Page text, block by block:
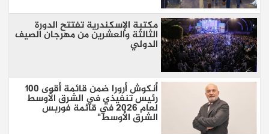
مكتبة الإسكندرية تفتتح الدورة
الثالثة والعشرين من مهرجان الصيف
الدولي
أنكوش أرورا ضمن قائمة أقوى 100
رئيس تنفيذي في الشرق الأوسط
لعام 2026 في قائمة فوربس
الشرق الأوسط"